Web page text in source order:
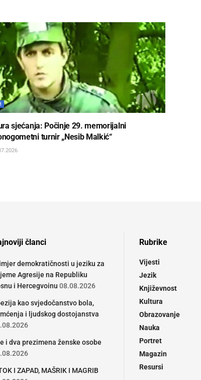
sjećanja: Počinje 29. memorijalni
turnir „Nesib Malkić“
članci
demokratičnosti u jeziku za
Agresije na Republiku
i Hercegvoinu 08.08.2026
kao svjedočanstvo bola,
i ljudskog dostojanstva
i dva prezimena ženske osobe
I ZAPAD, MAŠRIK I MAGRIB
Rubrike
Vijesti
Jezik
Književnost
Kultura
Obrazovanje
Nauka
Portret
Magazin
Resursi